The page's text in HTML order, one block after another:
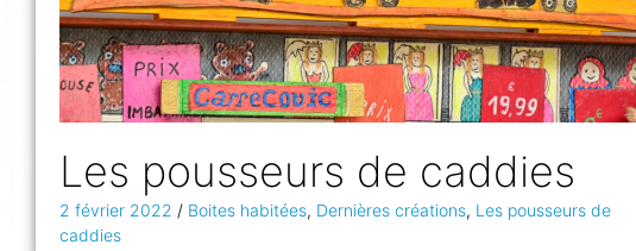
Les pousseurs de caddies
2 février 2022 / Boites habitées, Dernières créations, Les pousseurs de
caddies